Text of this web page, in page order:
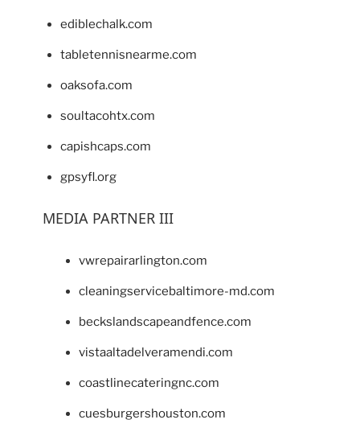
ediblechalk.com
tabletennisnearme.com
oaksofa.com
soultacohtx.com
capishcaps.com
gpsyfl.org
MEDIA PARTNER III
vwrepairarlington.com
cleaningservicebaltimore-md.com
beckslandscapeandfence.com
vistaaltadelveramendi.com
coastlinecateringnc.com
cuesburgershouston.com